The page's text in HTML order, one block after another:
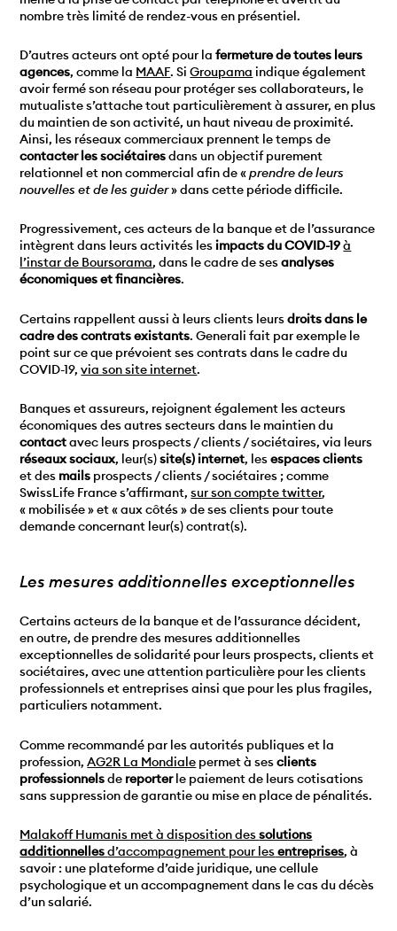
nombre très limité de rendez-vous en présentiel.
D’autres acteurs ont opté pour la fermeture de toutes leurs
agences, comme la MAAF. SiGroupama indique également
avoir fermé son réseau pour protéger ses collaborateurs, le
mutualiste s’attache tout particulièrement à assurer, en plus
du maintien de son activité, un haut niveau de proximité.
Ainsi, les réseaux commerciaux prennent le temps de
contacter les sociétairesdans un objectif purement
relationnel et non commercial afin de «prendre de leurs
nouvelles et de les guider» dans cette période difficile.
Progressivement, ces acteurs de la banque et de l’assurance
intègrent dans leurs activités lesimpacts du COVID-19à
l’instar de Boursorama, dans le cadre de sesanalyses
économiques et financières.
Certains rappellent aussi à leurs clients leursdroits dans le
cadre des contrats existants. Generali fait par exemple le
point sur ce que prévoient ses contrats dans le cadre du
COVID-19,via son site internet.
Banques et assureurs, rejoignent également les acteurs
économiques des autres secteurs dans le maintien du
contactavec leurs prospects / clients / sociétaires, via leurs
réseaux sociaux, leur(s)site(s) internet, lesespaces clients
et des mails prospects / clients / sociétaires ; comme
SwissLife France s’affirmant,sur son compte twitter,
« mobilisée » et « aux côtés » de ses clients pour toute
demande concernant leur(s) contrat(s).
Les mesures additionnelles exceptionnelles
Certains acteurs de la banque et de l’assurance décident,
en outre, de prendre des mesures additionnelles
exceptionnelles de solidarité pour leurs prospects, clients et
sociétaires, avec une attention particulière pour les clients
professionnels et entreprises ainsi que pour les plus fragiles,
particuliers notamment.
Comme recommandé par les autorités publiques et la
profession,AG2R La Mondiale permet à sesclients
professionnelsde reporterle paiement de leurs cotisations
sans suppression de garantie ou mise en place de pénalités.
Malakoff Humanis met à disposition dessolutions
additionnellesd’accompagnement pour lesentreprises, à
savoir : une plateforme d’aide juridique, une cellule
psychologique et un accompagnement dans le cas du décès
d’un salarié.